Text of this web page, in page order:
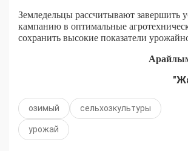
Земледельцы рассчитывают завершить
кампанию в оптимальные
сохранить высокие показатели
озимый сельхозкультуры
урожай